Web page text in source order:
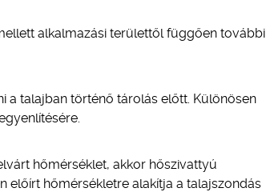
alkalmazási területtől függően további
a talajban történő tárolás előtt. Különösen
hőmérséklet, akkor hőszivattyú
előírt hőmérsékletre alakítja a talajszondás